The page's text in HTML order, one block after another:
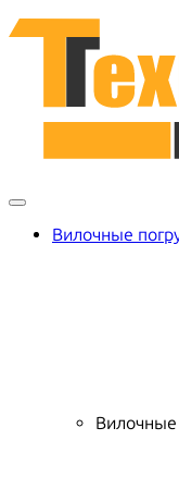
Вилочные
Вилочные